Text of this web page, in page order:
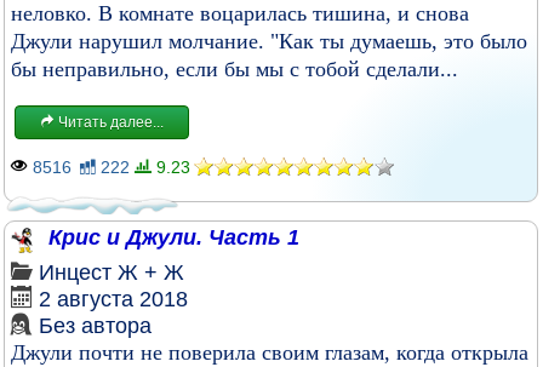
неловко. В комнате воцарилась тишина, и снова
Джули нарушил молчание. "Как ты думаешь, это было
бы неправильно, если бы мы с тобой сделали...
Читать далее...
8516 222 9.23
Крис и Джули. Часть 1
Инцест Ж + Ж
2 августа 2018
Без автора
Джули почти не поверила своим глазам, когда открыла